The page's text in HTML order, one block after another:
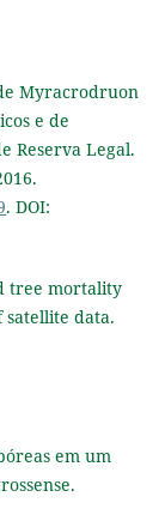
Myracrodruon
e de
Reserva Legal.
. DOI:
tree mortality
data.
em um